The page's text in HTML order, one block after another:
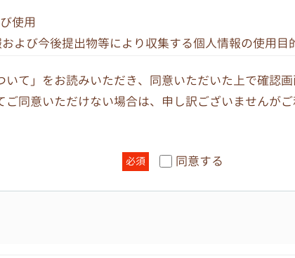
使用
よび今後提出物等により収集する個人情報の使用
する業務についてのみ使用します。
わせ、開示請求には応じません。開示手続きは各園
て」をお読みいただき、同意いただいた上で確認画
同意いただけない場合は、申し訳ございませんが
必須 同意する